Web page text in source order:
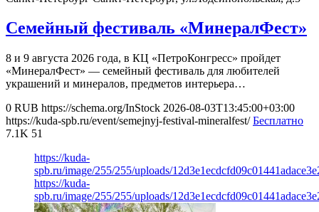
Семейный фестиваль «MинералФест»
8 и 9 августа 2026 года, в КЦ «ПетроКонгресс» пройдет
«MинералФест» — семейный фестиваль для любителей
украшений и минералов, предметов интерьера…
0 RUB https://schema.org/InStock 2026-08-03T13:45:00+03:00
https://kuda-spb.ru/event/semejnyj-festival-mineralfest/ Бесплатно
7.1K 51
https://kuda-
spb.ru/image/255/255/uploads/
https://kuda-
spb.ru/image/255/255/uploads/